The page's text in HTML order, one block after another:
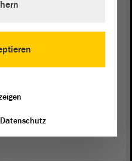
München.
Datenschutz